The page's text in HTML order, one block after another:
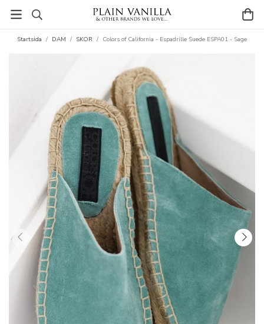
Startsida / DAM / SKOR / Colors of California - Espadrille Suede ESPA01 - Sage